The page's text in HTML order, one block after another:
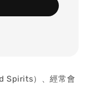
Spirits）、經常會